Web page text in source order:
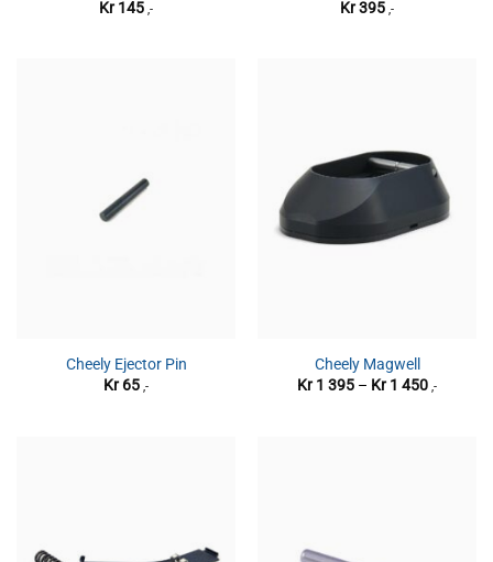
Kr145 ,-
Kr395 ,-
Cheely Ejector Pin
Kr65 ,-
Cheely Magwell
Kr1 395 – Kr1 450 ,-